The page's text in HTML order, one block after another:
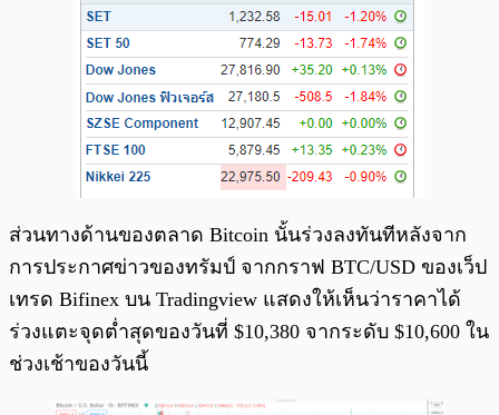
ส่วนทางด้านของตลาด Bitcoin นั้นร่วงลงทันทีหลังจาก
การประกาศข่าวของทรัมป์ จากกราฟ BTC/USD ของเว็ป
เทรด Bifinex บน Tradingview แสดงให้เห็นว่าราคาได้
ร่วงแตะจุดต่ำสุดของวันที่ $10,380 จากระดับ $10,600 ใน
ช่วงเช้าของวันนี้